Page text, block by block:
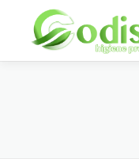
contenido